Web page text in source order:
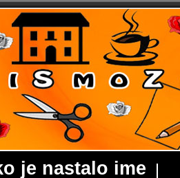
je nastalo ime